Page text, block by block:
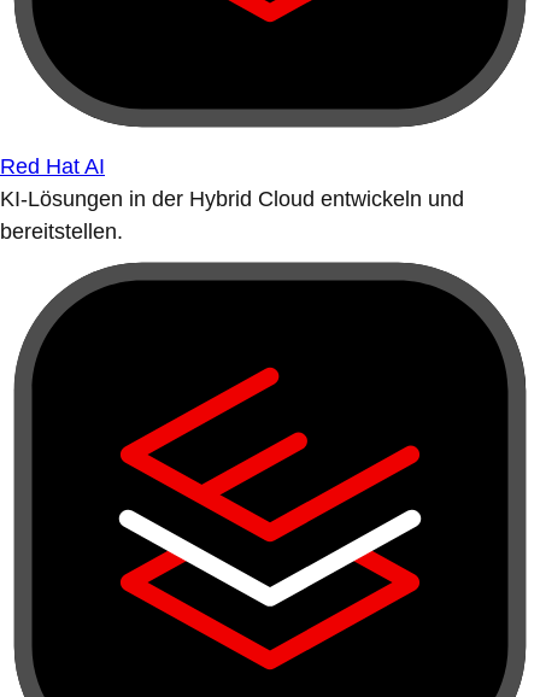
Red Hat AI
KI-Lösungen in der Hybrid Cloud entwickeln und
bereitstellen.